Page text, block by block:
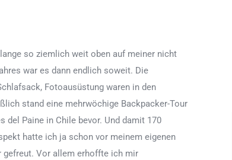
so ziemlich weit oben auf meiner nicht
war es dann endlich soweit. Die
Fotoausüstung waren in den
stand eine mehrwöchige Backpacker-Tour
del Paine in Chile bevor. Und damit 170
hatte ich ja schon vor meinem eigenen
gefreut. Vor allem erhoffte ich mir